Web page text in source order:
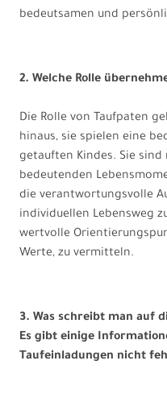
bedeutsamen und
2. Welche Rolle
Die Rolle von Taufpaten
hinaus, sie spielen eine
getauften Kindes. Sie
bedeutenden
die verantwortungsvolle
individuellen Lebensweg
wertvolle
Werte, zu vermitteln.
3. Was schreibt man auf
Es gibt einige
Taufeinladungen nicht